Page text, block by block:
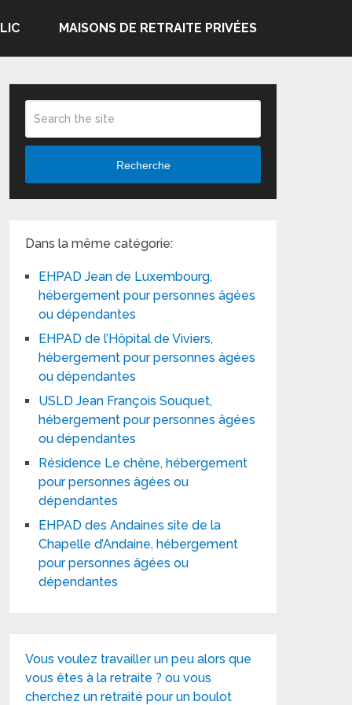
MAISONS DE RETRAITE PRIVÉES
Recherche
Dans la même catégorie:
EHPAD Jean de Luxembourg,
hébergement pour personnes âgées
ou dépendantes
EHPAD de l’Hôpital de Viviers,
hébergement pour personnes âgées
ou dépendantes
USLD Jean François Souquet,
hébergement pour personnes âgées
ou dépendantes
Résidence Le chêne, hébergement
pour personnes âgées ou
dépendantes
EHPAD des Andaines site de la
Chapelle d’Andaine, hébergement
pour personnes âgées ou
dépendantes
Vous voulez travailler un peu alors que
vous êtes à la retraite ? ou vous
cherchez un retraité pour un boulot